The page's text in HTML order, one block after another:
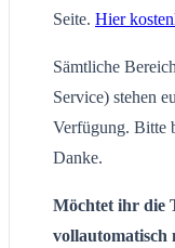
Seite. Hier
Sämtliche
Service) stehen
Verfügung. Bitte
Danke.
Möchtet ihr die
vollautomatisch